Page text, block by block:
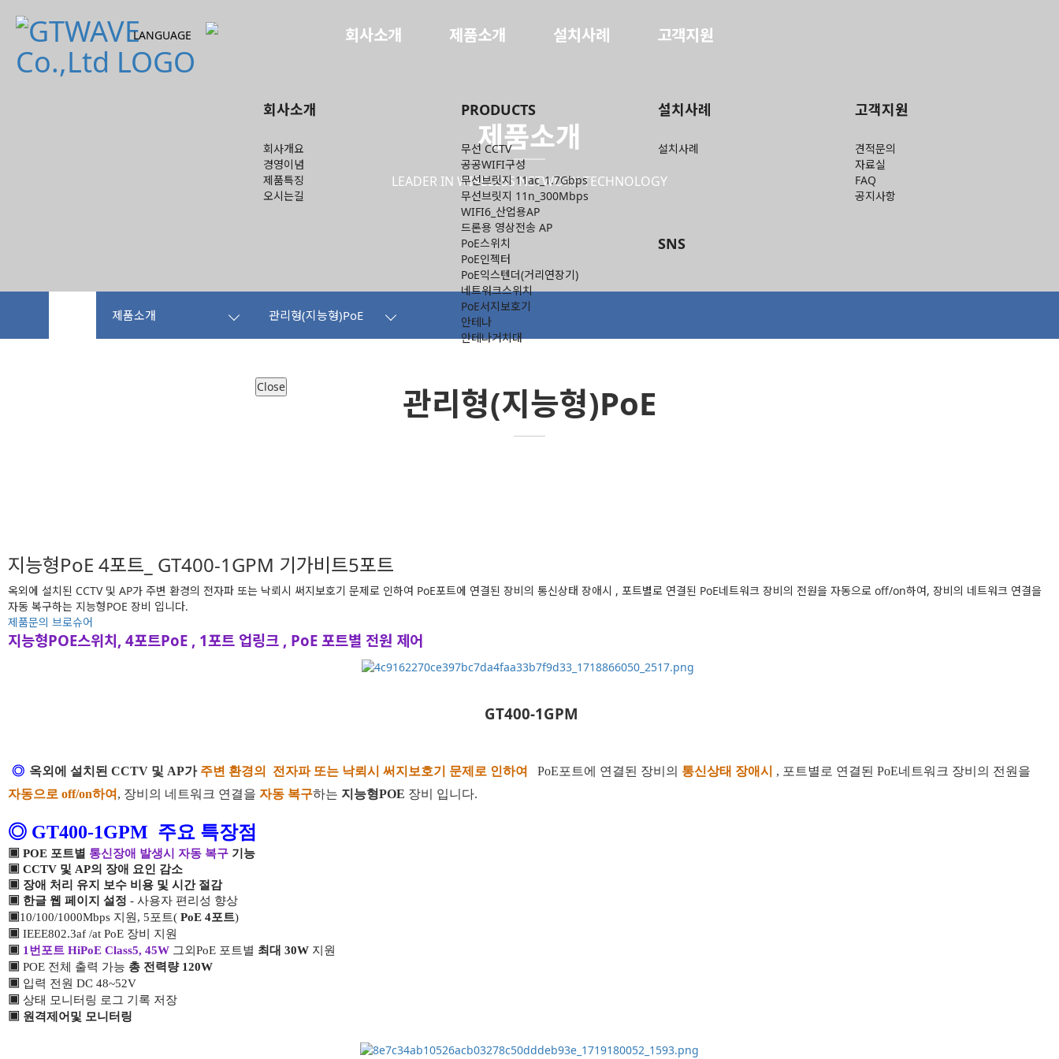
회사소개 제품소개 설치사례 고객지원
LANGUAGE
회사소개
회사개요
경영이념
제품특징
오시는길
PRODUCTS
무선 CCTV
공공WIFI구성
무선브릿지 11ac_1.7Gbps
무선브릿지 11n_300Mbps
WIFI6_산업용AP
드론용 영상전송 AP
PoE스위치
PoE인젝터
PoE익스텐더(거리연장기)
네트워크스위치
PoE서지보호기
안테나
안테나거치대
설치사례
설치사례
고객지원
견적문의
자료실
FAQ
공지사항
SNS
Close
제품소개
LEADER IN WIRELESS NETWORK TECHNOLOGY
제품소개 관리형(지능형)PoE
관리형(지능형)PoE
지능형PoE 4포트_ GT400-1GPM 기가비트5포트
옥외에 설치된 CCTV 및 AP가 주변 환경의 전자파 또는 낙뢰시 써지보호기 문제로 인하여 PoE포트에 연결된 장비의 통신상태 장애시 , 포트별로 연결된 PoE네트워크 장비의 전원을 자동으로 off/on하여, 장비의 네트워크 연결을
자동 복구하는 지능형POE 장비 입니다.
제품문의 브로슈어
지능형POE스위치, 4포트PoE , 1포트 업링크 , PoE 포트별 전원 제어
GT400-1GPM
◎ 옥외에 설치된 CCTV 및 AP가 주변 환경의 전자파 또는 낙뢰시 써지보호기 문제로 인하여 PoE포트에 연결된 장비의 통신상태 장애시 , 포트별로 연결된 PoE네트워크 장비의 전원을
자동으로 off/on하여 , 장비의 네트워크 연결을 자동 복구하는 지능형POE 장비 입니다.
◎ GT400-1GPM 주요 특장점
▣ POE 포트별 통신장애 발생시 자동 복구 기능
▣ CCTV 및 AP의 장애 요인 감소
▣ 장애 처리 유지 보수 비용 및 시간 절감
▣ 한글 웹 페이지 설정 - 사용자 편리성 향상
▣10/100/1000Mbps 지원, 5포트( PoE 4포트)
▣ IEEE802.3af /at PoE 장비 지원
▣ 1번포트 HiPoE Class5, 45W 그외 PoE 포트별 최대 30W 지원
▣ POE 전체 출력 가능 총 전력량 120W
▣ 입력 전원 DC 48~52V
▣ 상태 모니터링 로그 기록 저장
▣ 원격제어및 모니터링